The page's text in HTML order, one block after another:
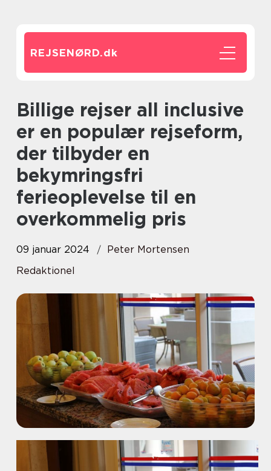
REJSENØRD.dk
Billige rejser all inclusive
er en populær rejseform,
der tilbyder en
bekymringsfri
ferieoplevelse til en
overkommelig pris
09 januar 2024
Peter Mortensen
Redaktionel